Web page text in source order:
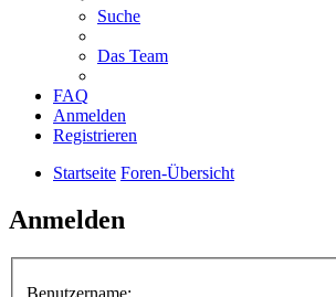
Suche
Das Team
FAQ
Anmelden
Registrieren
Startseite Foren-Übersicht
Anmelden
Benutzername: